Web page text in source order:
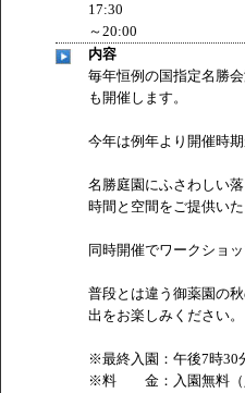
17:30
～20:00
内容
毎年恒例の国指定名勝
も開催します。
今年は例年より開催時
名勝庭園にふさわしい
時間と空間をご提供いた
同時開催でワークショ
普段とは違う御薬園の
出をお楽しみください。
※最終入園：午後7時30
※料 金：入園無料（入